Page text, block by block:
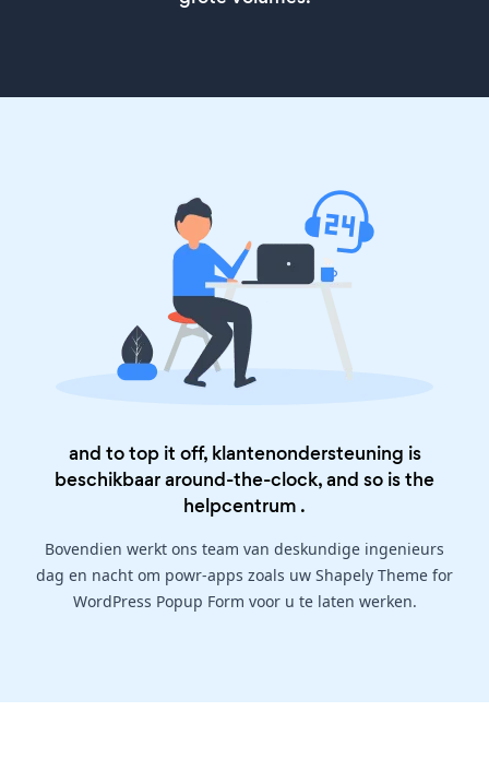
and to top it off, klantenondersteuning is
beschikbaar around-the-clock, and so is the
helpcentrum .
Bovendien werkt ons team van deskundige ingenieurs
dag en nacht om powr-apps zoals uw Shapely Theme for
WordPress Popup Form voor u te laten werken.